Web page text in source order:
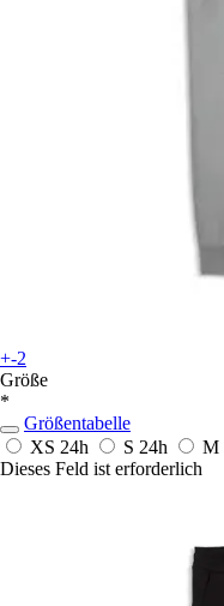
+-2
Größe
*
Größentabelle
XS 24h S 24h M
Dieses Feld ist erforderlich